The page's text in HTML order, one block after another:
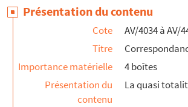
Présentation du contenu
Cote
AV/4034 à AV/
Titre
Importance matérielle
4 boîtes
Présentation du
contenu
La quasi